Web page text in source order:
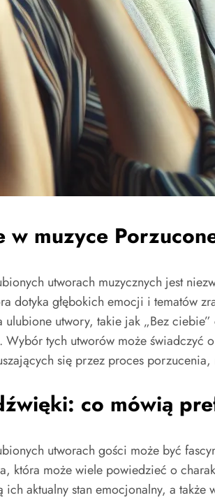
w muzyce
utworach muzycznych jest
dotyka głębokich emocji i tematów
utwory, takie jak „Bez
tych utworów może świadczyć
się przez proces
co mówią
utworach gości może być
która może wiele powiedzieć o
aktualny stan emocjonalny, a